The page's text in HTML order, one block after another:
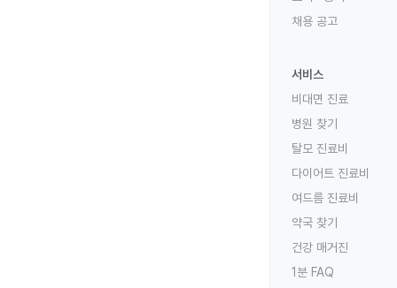
채용 공고
서비스
비대면 진료
병원 찾기
탈모 진료비
다이어트 진료비
여드름 진료비
약국 찾기
건강 매거진
1분 FAQ